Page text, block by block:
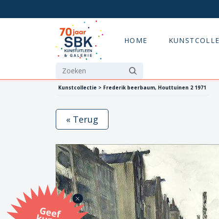
HOME
Kunstcollectie > Frederik beerbaum, Houttuinen 2 1971
G
eef
u
n
st
a
d
o
m
et
e SB
K
u
n
stb
o
n
« Terug